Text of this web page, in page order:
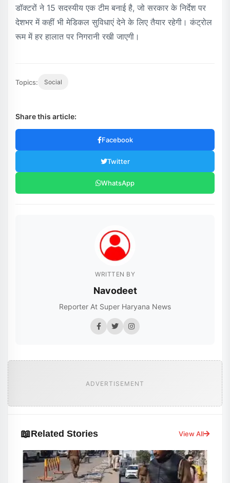
डॉक्टरों ने 15 सदस्यीय एक टीम बनाई है, जो सरकार के निर्देश पर
देशभर में कहीं भी मेडिकल सुविधाएं देने के लिए तैयार रहेगी। कंट्रोल
रूम में हर हालात पर निगरानी रखी जाएगी।
Topics: Social
Share this article:
Facebook
Twitter
WhatsApp
WRITTEN BY
Navodeet
Reporter At Super Haryana News
ADVERTISEMENT
📖Related Stories View All